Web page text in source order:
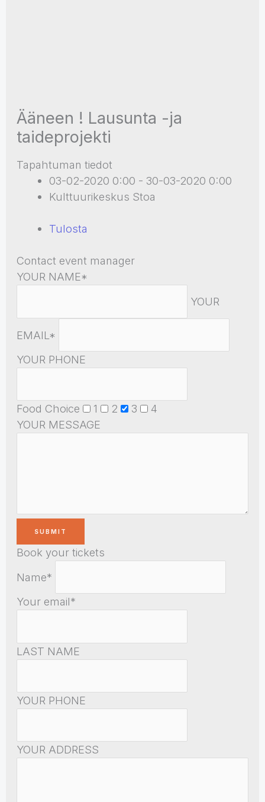
Ääneen ! Lausunta -ja
taideprojekti
Tapahtuman tiedot
03-02-2020 0:00 - 30-03-2020 0:00
Kulttuurikeskus Stoa
Tulosta
Contact event manager
YOUR NAME*
YOUR
EMAIL*
YOUR PHONE
Food Choice 1 2 3
4
YOUR MESSAGE
Book your tickets
Name*
Your email*
LAST NAME
YOUR PHONE
YOUR ADDRESS